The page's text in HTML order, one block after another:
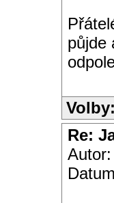
půjde
Volby:
Re:
Autor: